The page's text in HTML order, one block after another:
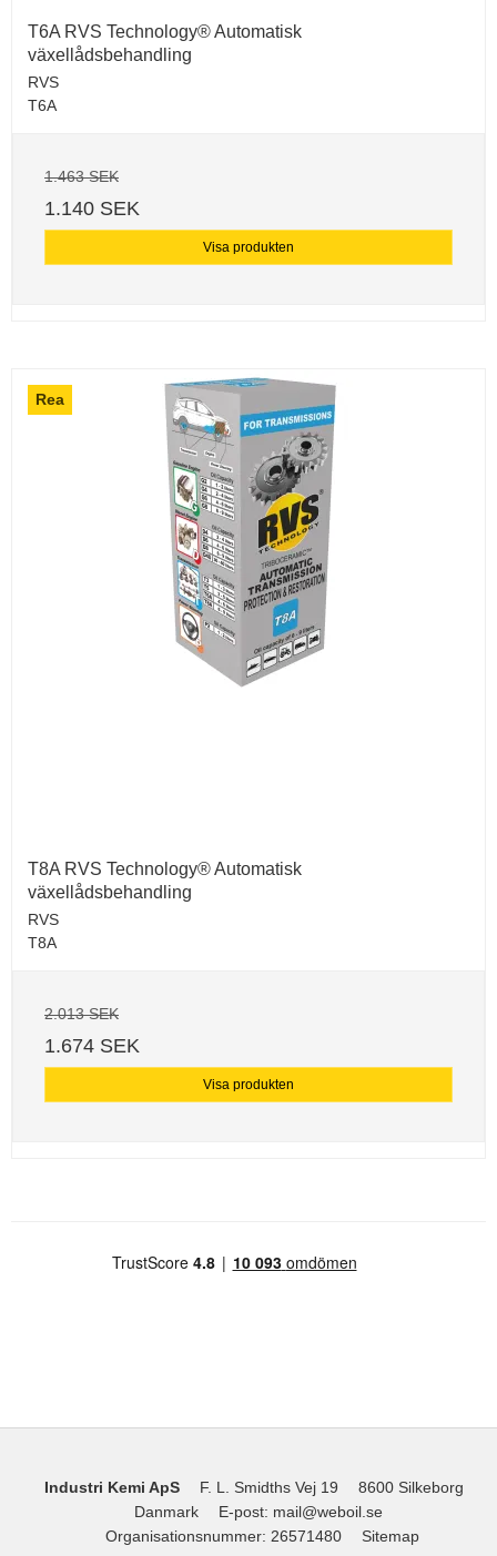
T6A RVS Technology® Automatisk
växellådsbehandling
RVS
T6A
1.463 SEK
1.140 SEK
Visa produkten
Rea
T8A RVS Technology® Automatisk
växellådsbehandling
RVS
T8A
2.013 SEK
1.674 SEK
Visa produkten
Industri Kemi ApS F. L. Smidths Vej 19
8600 Silkeborg
Danmark
E-post: mail@weboil.se
Organisationsnummer: 26571480 Sitemap